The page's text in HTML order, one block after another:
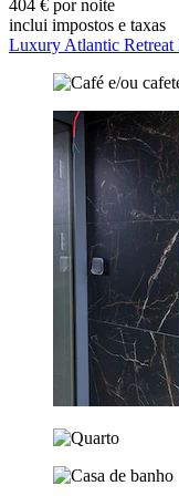
404 € por noite
inclui impostos e taxas
Luxury Atlantic